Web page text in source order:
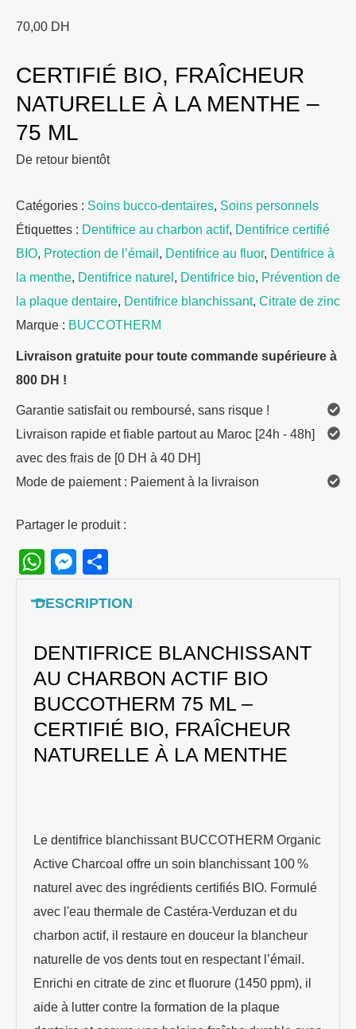
70,00 DH
CERTIFIÉ BIO, FRAÎCHEUR
NATURELLE À LA MENTHE –
75 ML
De retour bientôt
Catégories : Soins bucco-dentaires, Soins personnels
Étiquettes : Dentifrice au charbon actif, Dentifrice certifié
BIO, Protection de l’émail , Dentifrice au fluor, Dentifrice à
la menthe, Dentifrice naturel , Dentifrice bio, Prévention de
la plaque dentaire, Dentifrice blanchissant, Citrate de zinc
Marque : BUCCOTHERM
Livraison gratuite pour toute commande supérieure à
800 DH !
Garantie satisfait ou remboursé, sans risque !
Livraison rapide et fiable partout au Maroc [24h - 48h]
avec des frais de [0 DH à 40 DH]
Mode de paiement : Paiement à la livraison
Partager le produit :
WhatsApp
Messenger
DESCRIPTION
DENTIFRICE BLANCHISSANT
AU CHARBON ACTIF BIO
BUCCOTHERM 75 ML –
CERTIFIÉ BIO, FRAÎCHEUR
NATURELLE À LA MENTHE
Le dentifrice blanchissant BUCCOTHERM Organic
Active Charcoal offre un soin blanchissant 100 %
naturel avec des ingrédients certifiés BIO. Formulé
avec l'eau thermale de Castéra-Verduzan et du
charbon actif, il restaure en douceur la blancheur
naturelle de vos dents tout en respectant l’émail.
Enrichi en citrate de zinc et fluorure (1450 ppm), il
aide à lutter contre la formation de la plaque